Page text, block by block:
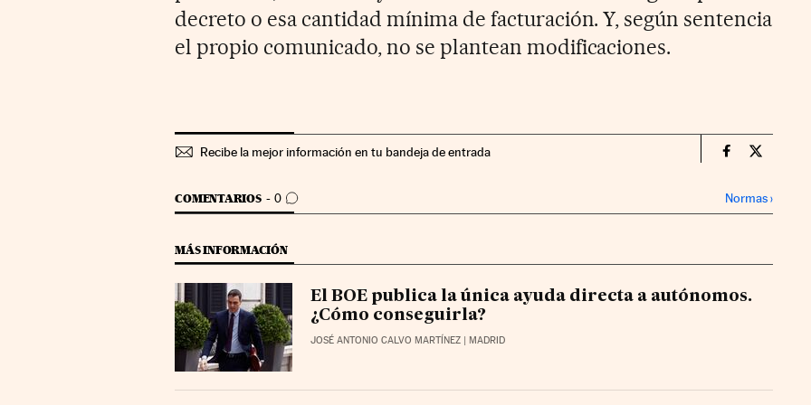
decreto o esa cantidad mínima de facturación. Y, según sentencia
el propio comunicado, no se plantean modificaciones.
Recibe la mejor información en tu bandeja de entrada Territorio
COMENTARIOS 0
IR A LOS COMENTARIOS Normas›
MÁS INFORMACIÓN
El BOE publica la única ayuda directa a autónomos.
¿Cómo conseguirla?
JOSÉ ANTONIO CALVO MARTÍNEZ | MADRID